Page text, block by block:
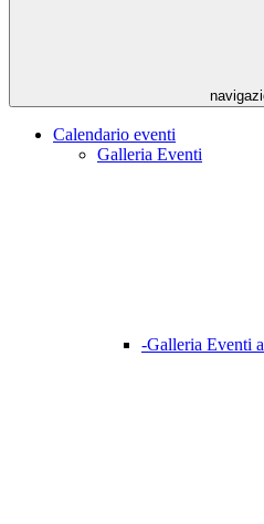
Calendario eventi
Galleria Eventi
-Galleria Eventi